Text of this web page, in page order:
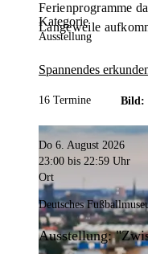
Ferienprogramme
Langeweile
Spannendes
Bild:
Kategorie
Ausstellung
16 Termine
Do 6. August 2026
23:00 bis 22:59 Uhr
Ort
Deutsches
Ausstellung: